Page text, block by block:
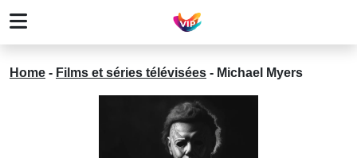
Home - Films et séries télévisées - Michael Myers